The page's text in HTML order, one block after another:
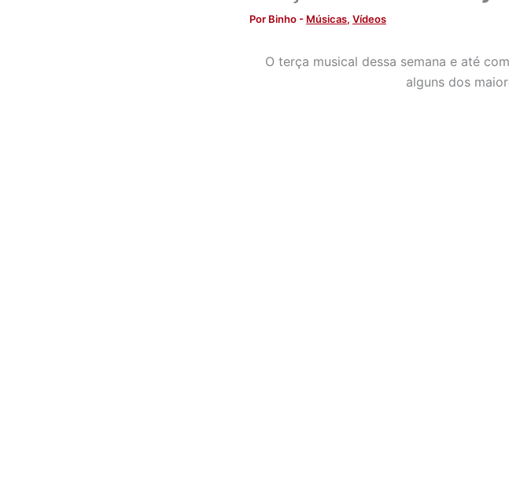
Por Binho- Músicas, Vídeos
O terça musical dessa semana e até
alguns dos